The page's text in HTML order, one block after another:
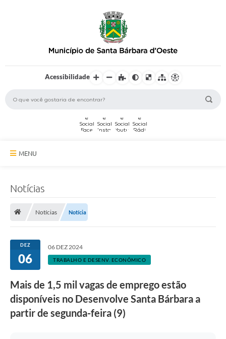
Acessibilidade
MENU
Serviços Online
Transparência
Legislação
Covid-19
Notícias
Notícias Notícia
DEZ
06
06 DEZ 2024
TRABALHO E DESENV. ECONÔMICO
Mais de 1,5 mil vagas de emprego estão
disponíveis no Desenvolve Santa Bárbara a
partir de segunda-feira (9)